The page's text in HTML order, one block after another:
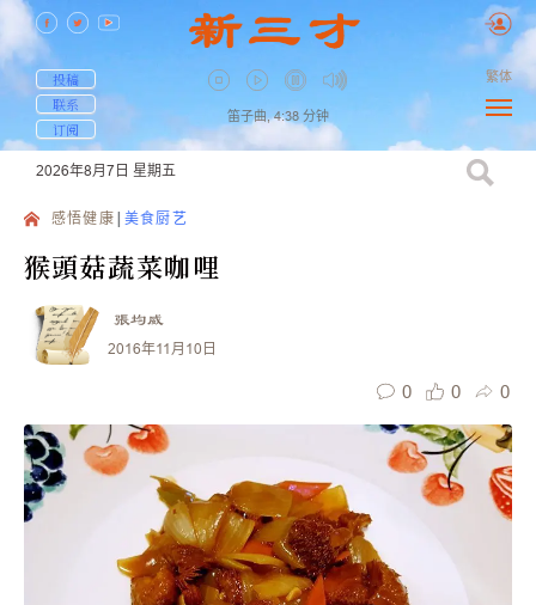
投稿
联系
订阅
笛子曲, 4:38 分钟
繁体
2026年8月7日 星期五
感悟健康 美食厨艺
猴頭菇蔬菜咖哩
張均威
2016年11月10日
0 0 0